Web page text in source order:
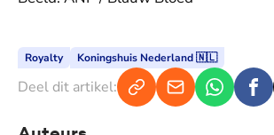
Royalty Koningshuis Nederland 🇳🇱
Deel dit artikel: